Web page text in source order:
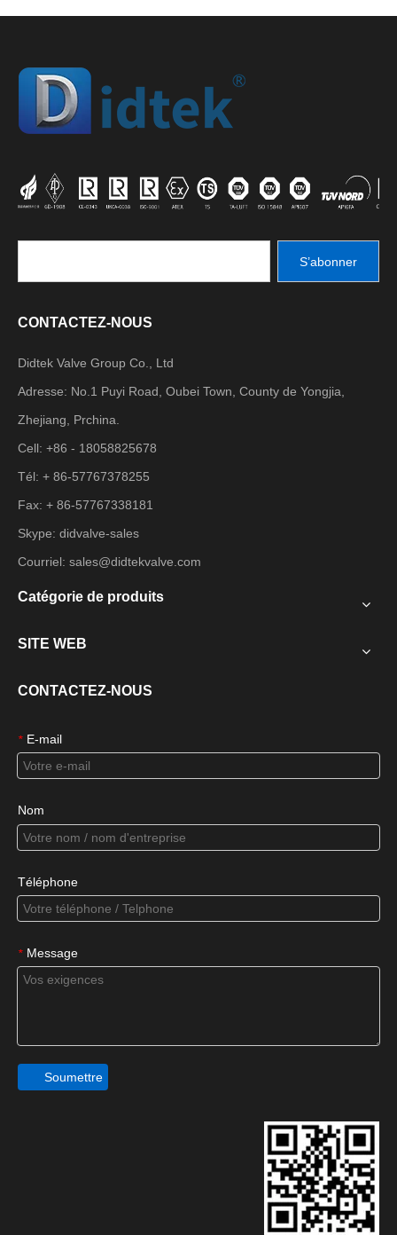
S’abonner
CONTACTEZ-NOUS
Didtek Valve Group Co., Ltd
Adresse: No.1 Puyi Road, Oubei Town, County de Yongjia,
Zhejiang, Prchina.
Cell: +86 - 18058825678
Tél: + 86-57767378255
Fax: + 86-57767338181
Skype: didvalve-sales
Courriel: sales@didtekvalve.com
Catégorie de produits
SITE WEB
CONTACTEZ-NOUS
* E-mail
Nom
Téléphone
* Message
Soumettre